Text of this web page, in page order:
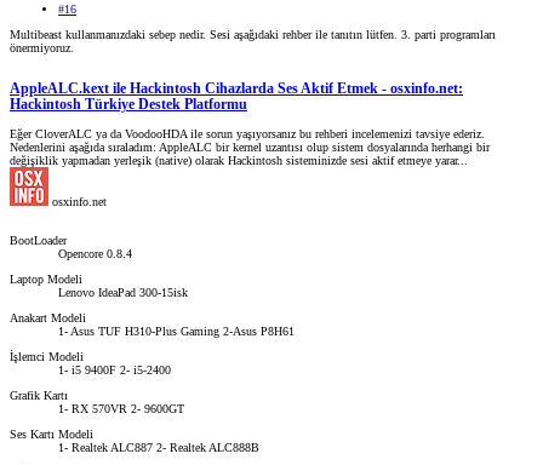
#16
Multibeast kullanmanızdaki sebep nedir. Sesi aşağıdaki rehber ile tanıtın lütfen. 3. parti programları
önermiyoruz.
AppleALC.kext ile Hackintosh Cihazlarda Ses Aktif Etmek - osxinfo.net:
Hackintosh Türkiye Destek Platformu
Eğer CloverALC ya da VoodooHDA ile sorun yaşıyorsanız bu rehberi incelemenizi tavsiye ederiz.
Nedenlerini aşağıda sıraladım: AppleALC bir kernel uzantısı olup sistem dosyalarında herhangi bir
değişiklik yapmadan yerleşik (native) olarak Hackintosh sisteminizde sesi aktif etmeye yarar...
osxinfo.net
BootLoader
Opencore 0.8.4
Laptop Modeli
Lenovo IdeaPad 300-15isk
Anakart Modeli
1- Asus TUF H310-Plus Gaming 2-Asus P8H61
İşlemci Modeli
1- i5 9400F 2- i5-2400
Grafik Kartı
1- RX 570VR 2- 9600GT
Ses Kartı Modeli
1- Realtek ALC887 2- Realtek ALC888B